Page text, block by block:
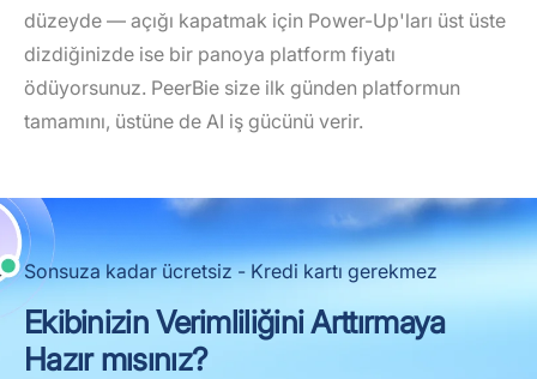
düzeyde — açığı kapatmak için Power-Up'ları üst üste
dizdiğinizde ise bir panoya platform fiyatı
ödüyorsunuz. PeerBie size ilk günden platformun
tamamını, üstüne de AI iş gücünü verir.
Sonsuza kadar ücretsiz - Kredi kartı gerekmez
Ekibinizin Verimliliğini Arttırmaya
Hazır mısınız?